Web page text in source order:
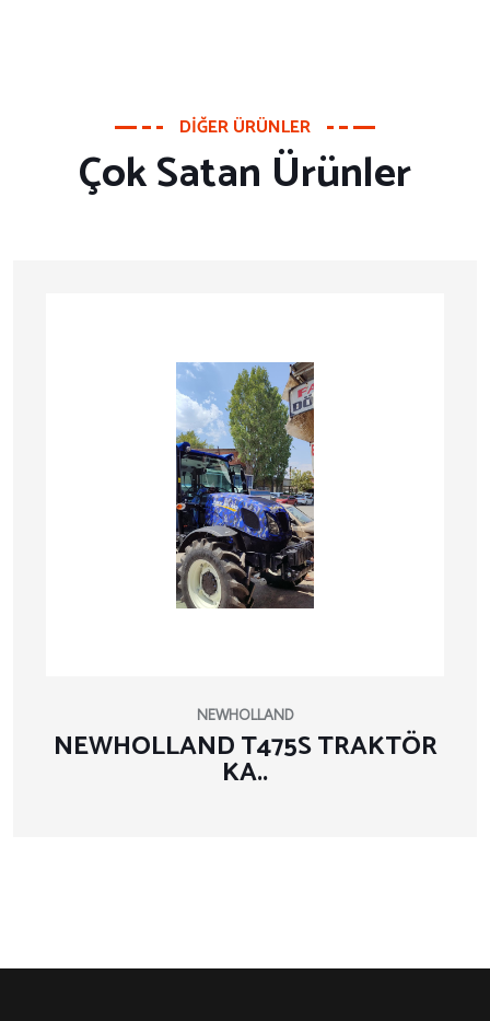
DIĞER ÜRÜNLER
Çok Satan Ürünler
NEWHOLLAND
NEWHOLLAND T475S TRAKTÖR
KA..